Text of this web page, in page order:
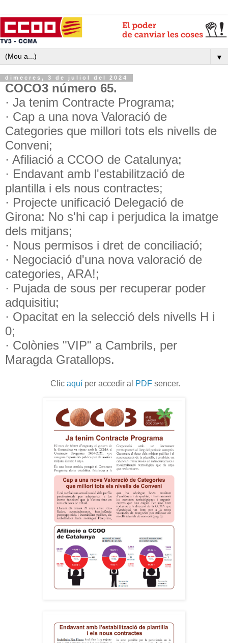
▼
dimecres, 3 de juliol del 2024
COCO3 número 65.
· Ja tenim Contracte Programa;
· Cap a una nova Valoració de
Categories que millori tots els nivells de
Conveni;
· Afiliació a CCOO de Catalunya;
· Endavant amb l'estabilització de
plantilla i els nous contractes;
· Projecte unificació Delegació de
Girona: No s'hi cap i perjudica la imatge
dels mitjans;
· Nous permisos i dret de conciliació;
· Negociació d'una nova valoració de
categories, ARA!;
· Pujada de sous per recuperar poder
adquisitiu;
· Opacitat en la selecció dels nivells H i
0;
· Colònies "VIP" a Cambrils, per
Maragda Gratallops.
Clic aquí per accedir al PDFsencer.